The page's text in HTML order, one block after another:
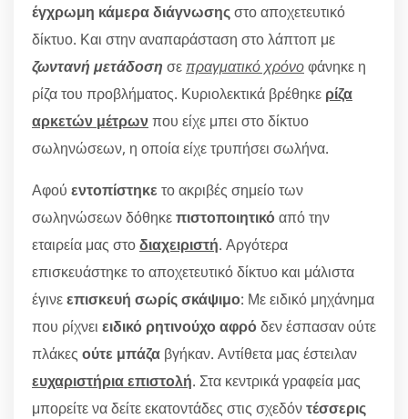
έγχρωμη κάμερα διάγνωσηςστο αποχετευτικό
δίκτυο. Και στην αναπαράσταση στο λάπτοπ με
ζωντανή μετάδοση σε πραγματικό χρόνοφάνηκε η
ρίζα του προβλήματος. Κυριολεκτικά βρέθηκε ρίζα
αρκετών μέτρωνπου είχε μπει στο δίκτυο
σωληνώσεων, η οποία είχε τρυπήσει σωλήνα.
Αφού εντοπίστηκε το ακριβές σημείο των
σωληνώσεων δόθηκεπιστοποιητικόαπό την
εταιρεία μας στοδιαχειριστή. Αργότερα
επισκευάστηκε το αποχετευτικό δίκτυο και μάλιστα
έγινεεπισκευή σωρίς σκάψιμο: Με ειδικό μηχάνημα
που ρίχνει ειδικό ρητινούχο αφρόδεν έσπασαν ούτε
πλάκες ούτε μπάζα βγήκαν. Αντίθετα μας έστειλαν
ευχαριστήρια επιστολή. Στα κεντρικά γραφεία μας
μπορείτε να δείτε εκατοντάδες στις σχεδόντέσσερις